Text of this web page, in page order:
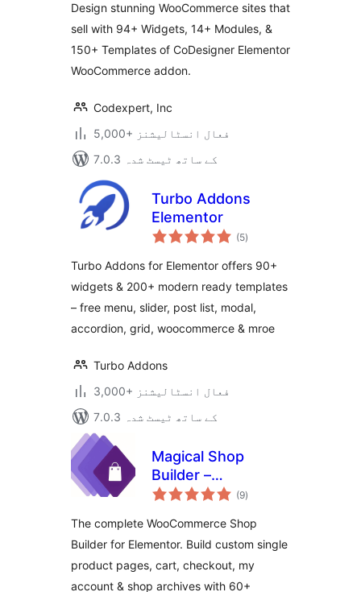
Design stunning WooCommerce sites that
sell with 94+ Widgets, 14+ Modules, &
150+ Templates of CoDesigner Elementor
WooCommerce addon.
Codexpert, Inc
5,000+ فعال انسٹالیشنز
7.0.3 کے ساتھ ٹیسٹ شدہ
Turbo Addons
Elementor
(5مجموعی
درجہ
)
Turbo Addons for Elementor offers 90+
widgets & 200+ modern ready templates
– free menu, slider, post list, modal,
accordion, grid, woocommerce & mroe
Turbo Addons
3,000+ فعال انسٹالیشنز
7.0.3 کے ساتھ ٹیسٹ شدہ
Magical Shop
Builder –
WooCommerce
for Elementor |
Shop, Cart,
Checkout &
Product Page
(9مجموعی
درجہ
)
The complete WooCommerce Shop
Builder for Elementor. Build custom single
product pages, cart, checkout, my
account & shop archives with 60+